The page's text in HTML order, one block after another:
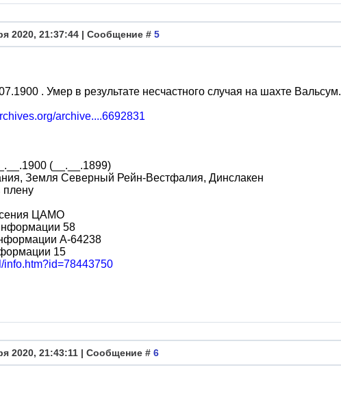
2020, 21:37:44 | Сообщение # 5
. Умер в результате несчастного случая на шахте Вальсум.
archive....6692831
(__.__.1899)
Земля Северный Рейн-Вестфалия, Динслакен
плену
ЦАМО
58
A-64238
15
info.htm?id=78443750
2020, 21:43:11 | Сообщение # 6